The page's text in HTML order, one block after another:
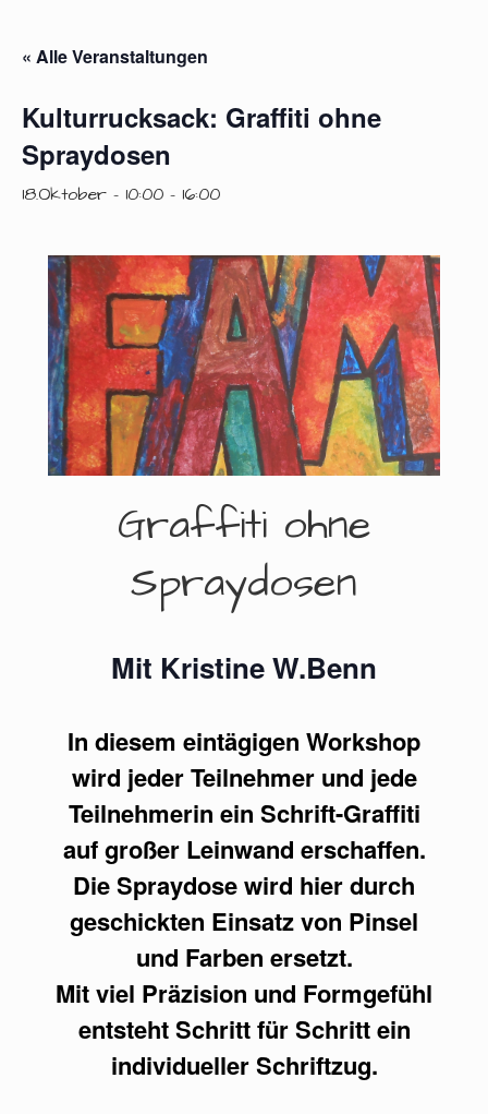
« Alle Veranstaltungen
Kulturrucksack: Graffiti ohne
Spraydosen
18.Oktober - 10:00 - 16:00
Graffiti ohne
Spraydosen
Mit Kristine W.Benn
In diesem eintägigen Workshop
wird jeder Teilnehmer und jede
Teilnehmerin ein Schrift-Graffiti
auf großer Leinwand erschaffen.
Die Spraydose wird hier durch
geschickten Einsatz von Pinsel
und Farben ersetzt.
Mit viel Präzision und Formgefühl
entsteht Schritt für Schritt ein
individueller Schriftzug.